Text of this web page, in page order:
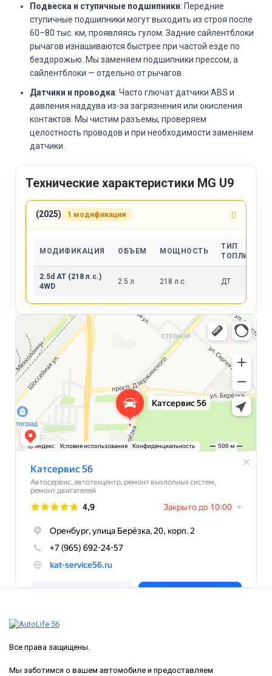
Подвеска и ступичные подшипники: Передние
ступичные подшипники могут выходить из строя после
60–80 тыс. км, проявляясь гулом. Задние сайлентблоки
рычагов изнашиваются быстрее при частой езде по
бездорожью. Мы заменяем подшипники прессом, а
сайлентблоки — отдельно от рычагов.
Датчики и проводка: Часто глючат датчики ABS и
давления наддува из-за загрязнения или окисления
контактов. Мы чистим разъемы, проверяем
целостность проводов и при необходимости заменяем
датчики.
Технические характеристики MG U9
(2025) 1 модификация
МОДИФИКАЦИЯ ОБЪЕМ МОЩНОСТЬ
ТИП
ТОПЛИВА
2.5d AT (218 л.с.)
4WD
2.5 л 218 л.с. ДТ
Все права защищены.
Мы заботимся о вашем автомобиле и предоставляем